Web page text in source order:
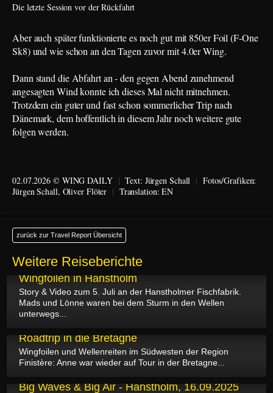
Die letzte Session vor der Rückfahrt
Aber auch später funktionierte es noch gut mit 850er Foil (F-One
Sk8) und wie schon an den Tagen zuvor mit 4.0er Wing.
Dann stand die Abfahrt an - den gegen Abend zunehmend
angesagten Wind konnte ich dieses Mal nicht mitnehmen.
Trotzdem ein guter und fast schon sommerlicher Trip nach
Dänemark, dem hoffentlich in diesem Jahr noch weitere gute
folgen werden.
02.07.2026 © WING DAILY | Text: Jürgen Schall | Fotos/Grafiken:
Jürgen Schall, Oliver Flöter | Translation:EN
Weitere Reiseberichte
zurück zur Travel Report Übersicht
12.07.2026
Wingfoilen in Hanstholm
Story & Video zum 5. Juli an der Hanstholmer Fischfabrik.
Mads und Lönne waren bei dem Sturm in den Wellen
unterwegs...
Roadtrip in die Bretagne
Wingfoilen und Wellenreiten im Südwesten der Region
Finistère: Anne war wieder auf Tour in der Bretagne...
Big Waves & Big Air - Hanstholm, 16.09.2025